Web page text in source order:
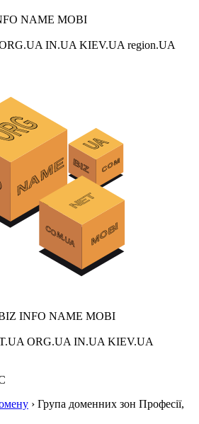
NAME MOBI
IN.UA KIEV.UA region.UA
INFO NAME MOBI
ORG.UA IN.UA KIEV.UA
› Група доменних зон Професії,